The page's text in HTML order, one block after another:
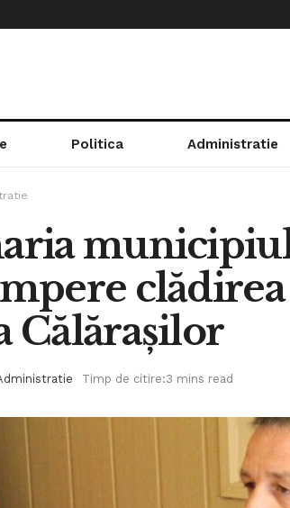
Politica Administratie
Călărașilor
Timp de citire:3 mins read